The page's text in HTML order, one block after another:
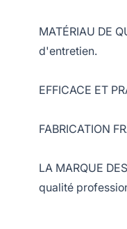
MATÉRIAU DE
d'entretien.
EFFICACE ET
FABRICATION
LA MARQUE
qualité